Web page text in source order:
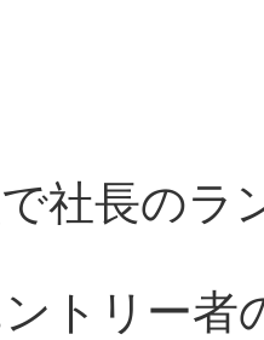
社長のラ
トリー者